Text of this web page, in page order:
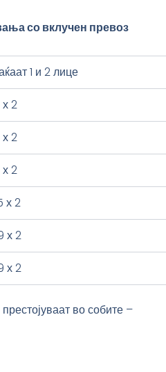
со вклучен превоз
1 и 2 лице
х 2
х 2
х 2
х 2
х 2
х 2
во собите –